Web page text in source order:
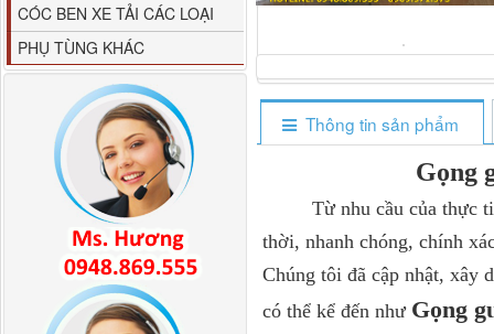
Thông tin sản phẩm
Gọng
Từ nhu cầu của thực
thời, nhanh chóng, chính
Chúng tôi đã cập nhật, xây
có thể kể đến như Gọng
CÓC BEN XE TẢI CÁC LOẠI
PHỤ TÙNG KHÁC
M4610162101A0 Tapbi
cửa Thaco...